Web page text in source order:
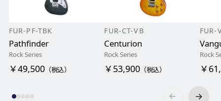
FUR-PF-TBK
Pathfinder
Rock Series
￥49,500（税込）
FUR-CT-VB
Centurion
Rock Series
￥53,900 （税込）
FUR-
Rock
￥